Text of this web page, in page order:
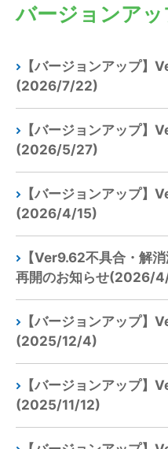
バージョンアッ
【バージョンアップ】
(2026/7/22)
【バージョンアップ】
(2026/5/27)
【バージョンアップ】
(2026/4/15)
【Ver9.62不具合・解
再開のお知らせ(2026/
【バージョンアップ】
(2025/12/4)
【バージョンアップ】
(2025/11/12)